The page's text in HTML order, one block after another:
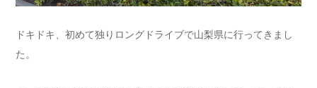
ドキドキ、初めて独りロングドライブで山梨県に行ってきまし
た。